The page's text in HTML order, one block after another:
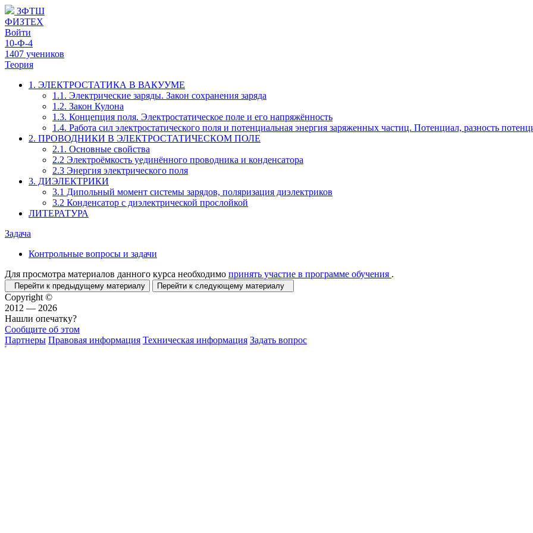
ЗФТШ
ФИЗТЕХ
Войти
10-Ф-4
1407 учеников
Теория
1. ЭЛЕКТРОСТАТИКА В ВАКУУМЕ
1.1. Электрические заряды. Закон сохранения заряда
1.2. Закон Кулона
1.3. Концепция поля. Электростатическое поле и его напряжённость
1.4. Работа сил электростатического поля и потенциальная энергия заряженных частиц. Потенциал, разность
2. ПРОВОДНИКИ В ЭЛЕКТРОСТАТИЧЕСКОМ ПОЛЕ
2.1. Основные свойства
2.2 Электроёмкость уединённого проводника и конденсатора
2.3 Энергия электрического поля
3. ДИЭЛЕКТРИКИ
3.1 Дипольный момент системы зарядов, поляризация диэлектриков
3.2 Конденсатор с диэлектрической прослойкой
ЛИТЕРАТУРА
Задача
Контрольные вопросы и задачи
Для просмотра материалов данного курса необходимо принять участие в программе обучения .
Перейти к предыдущему материалу Перейти к следующему материалу
Copyright ©
2012 — 2026
Нашли опечатку?
Сообщите об этом
Партнеры Правовая информация Техническая информация Задать вопрос